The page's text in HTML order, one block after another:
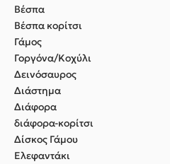
Βέσπα
Βέσπα κορίτσι
Γάμος
Γοργόνα/Κοχύλι
Δεινόσαυρος
Διάστημα
Διάφορα
διάφορα-κορίτσι
Δίσκος Γάμου
Ελεφαντάκι